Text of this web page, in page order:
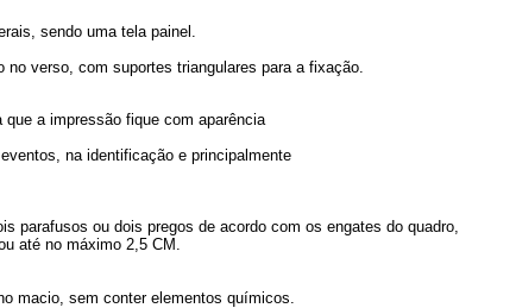
sendo uma tela painel.
verso, com suportes triangulares para a fixação.
a impressão fique com aparência
na identificação e principalmente
parafusos ou dois pregos de acordo com os engates do quadro,
até no máximo 2,5 CM.
macio, sem conter elementos químicos.